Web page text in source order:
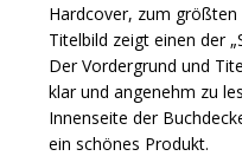
Hardcover, zum größten
Titelbild zeigt einen der
Der Vordergrund und
klar und angenehm zu
Innenseite der
ein schönes Produkt.